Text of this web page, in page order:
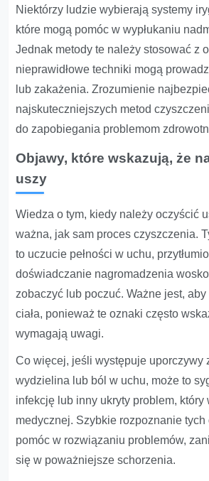
Niektórzy ludzie wybierają systemy
które mogą pomóc w wypłukaniu
Jednak metody te należy stosować z
nieprawidłowe techniki mogą
lub zakażenia. Zrozumienie
najskuteczniejszych metod
do zapobiegania problemom
Objawy, które wskazują, że
uszy
Wiedza o tym, kiedy należy oczyścić
ważna, jak sam proces czyszczenia.
to uczucie pełności w uchu,
doświadczanie nagromadzenia
zobaczyć lub poczuć. Ważne jest, aby
ciała, ponieważ te oznaki często
wymagają uwagi.
Co więcej, jeśli występuje uporczywy
wydzielina lub ból w uchu, może to
infekcję lub inny ukryty problem, który
medycznej. Szybkie rozpoznanie
pomóc w rozwiązaniu problemów,
się w poważniejsze schorzenia.